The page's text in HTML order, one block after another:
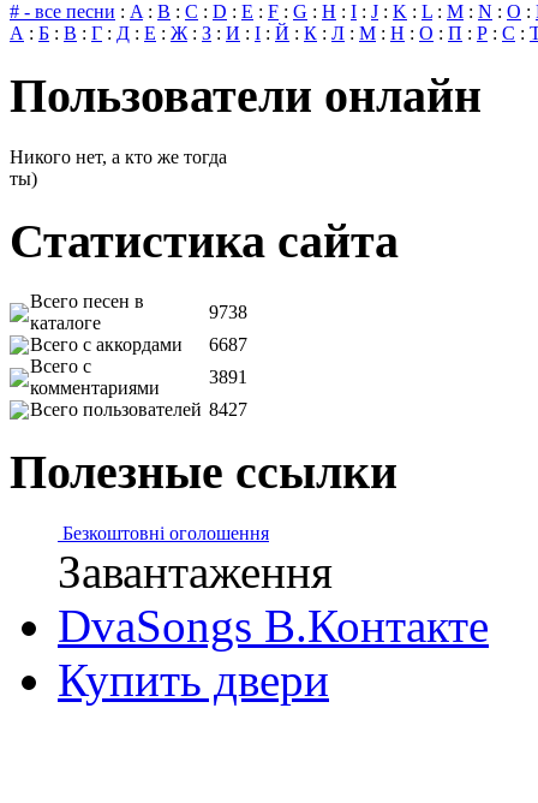
# - все песни : A: B : C : D : E : F : G : H : I : J : K : L : M : N : O :
А : Б : В : Г : Д : Е : Ж: З : И : І : Й : К : Л : М : Н : О : П : Р : С :
Пользователи онлайн
Никого нет, а кто же тогда
ты)
Статистика сайта
Всего песен в
каталоге
9738
Всего с аккордами
6687
Всего с
комментариями
3891
Всего пользователей 8427
Полезные ссылки
Безкоштовні оголошення
Завантаження
DvaSongs В.Контакте
Купить двери